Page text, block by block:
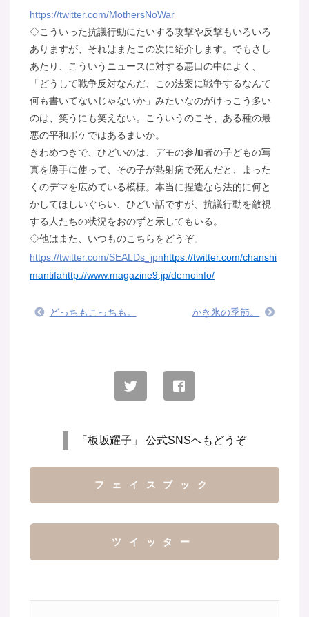
https://twitter.com/MothersNoWar
◇こういった抗議行動にたいする攻撃や反撃もいろいろ
ありますが、それはまたこの次に紹介します。でもさし
あたり、こういうニュースに対する悪口の中によく、
「どうして戦争反対なんだ、この法案に戦争するなんて
何も書いてないじゃないか」みたいなのがけっこう多い
のは、笑うにも笑えない。こういうのこそ、ある種の最
悪の平和ボケではあるまいか。
きわめつきで、ひどいのは、デモの参加者の子どもの写
真を勝手に使って、その子が熱射病で死んだと、まった
くのデマを広めている模様。本当に捏造なら法的に何と
かしてほしいぐらい、ひどい話ですが、抗議行動を敵視
する人たちの状況をおのずと示してもいる。
◇他はまた、いつものこちらをどうぞ。
https://twitter.com/SEALDs_jpnhttps://twitter.com/chanshi
mantifahttp://www.magazine9.jp/demoinfo/
どっちもこっちも。 かき氷の季節。
「板坂耀子」 公式SNSへもどうぞ
フェイスブック
ツイッター